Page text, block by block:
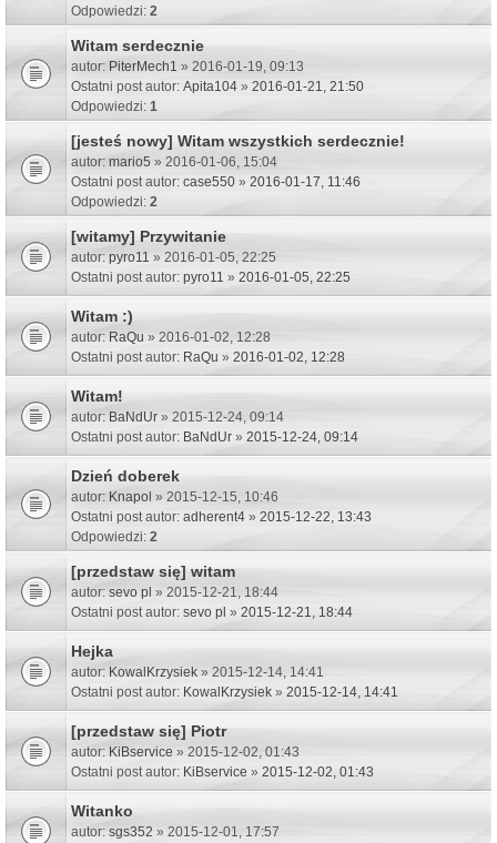
Odpowiedzi: 2
Witam serdecznie
autor: PiterMech1 » 2016-01-19, 09:13
Ostatni post autor: Apita104 » 2016-01-21, 21:50
Odpowiedzi: 1
[jesteś nowy] Witam wszystkich serdecznie!
autor: mario5 » 2016-01-06, 15:04
Ostatni post autor: case550 » 2016-01-17, 11:46
Odpowiedzi: 2
[witamy] Przywitanie
autor: pyro11 » 2016-01-05, 22:25
Ostatni post autor: pyro11 » 2016-01-05, 22:25
Witam :)
autor: RaQu » 2016-01-02, 12:28
Ostatni post autor: RaQu » 2016-01-02, 12:28
Witam!
autor: BaNdUr » 2015-12-24, 09:14
Ostatni post autor: BaNdUr » 2015-12-24, 09:14
Dzień doberek
autor: Knapol » 2015-12-15, 10:46
Ostatni post autor: adherent4 » 2015-12-22, 13:43
Odpowiedzi: 2
[przedstaw się] witam
autor: sevo pl » 2015-12-21, 18:44
Ostatni post autor: sevo pl » 2015-12-21, 18:44
Hejka
autor: KowalKrzysiek » 2015-12-14, 14:41
Ostatni post autor: KowalKrzysiek » 2015-12-14, 14:41
[przedstaw się] Piotr
autor: KiBservice » 2015-12-02, 01:43
Ostatni post autor: KiBservice » 2015-12-02, 01:43
Witanko
autor: sgs352 » 2015-12-01, 17:57